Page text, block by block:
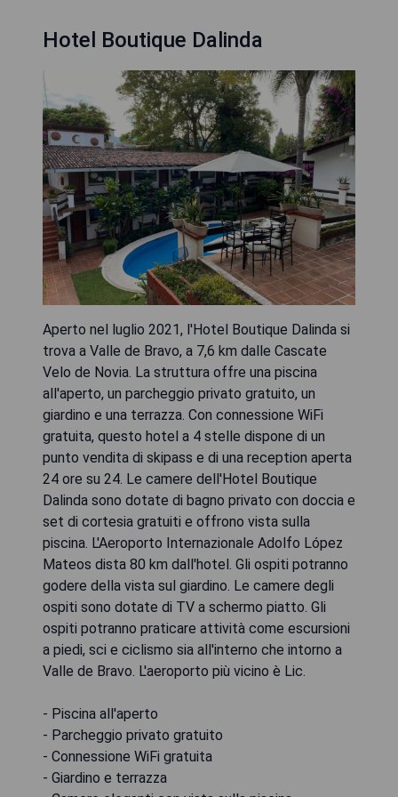
Hotel Boutique Dalinda
Aperto nel luglio 2021, l'Hotel Boutique Dalinda si
trova a Valle de Bravo, a 7,6 km dalle Cascate
Velo de Novia. La struttura offre una piscina
all'aperto, un parcheggio privato gratuito, un
giardino e una terrazza. Con connessione WiFi
gratuita, questo hotel a 4 stelle dispone di un
punto vendita di skipass e di una reception aperta
24 ore su 24. Le camere dell'Hotel Boutique
Dalinda sono dotate di bagno privato con doccia e
set di cortesia gratuiti e offrono vista sulla
piscina. L'Aeroporto Internazionale Adolfo López
Mateos dista 80 km dall'hotel. Gli ospiti potranno
godere della vista sul giardino. Le camere degli
ospiti sono dotate di TV a schermo piatto. Gli
ospiti potranno praticare attività come escursioni
a piedi, sci e ciclismo sia all'interno che intorno a
Valle de Bravo. L'aeroporto più vicino è Lic.
- Piscina all'aperto
- Parcheggio privato gratuito
- Connessione WiFi gratuita
- Giardino e terrazza